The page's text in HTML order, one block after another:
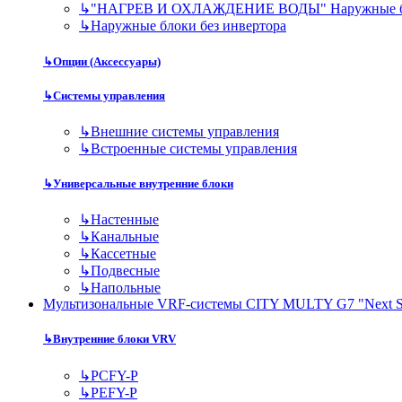
↳"НАГРЕВ И ОХЛАЖДЕНИЕ ВОДЫ" Наружные
↳Наружные блоки без инвертора
↳Опции (Аксессуары)
↳Системы управления
↳Внешние системы управления
↳Встроенные системы управления
↳Универсальные внутренние блоки
↳Настенные
↳Канальные
↳Кассетные
↳Подвесные
↳Напольные
Мультизональные VRF-системы CITY MULTY G7 "Next
↳Внутренние блоки VRV
↳PCFY-P
↳PEFY-P